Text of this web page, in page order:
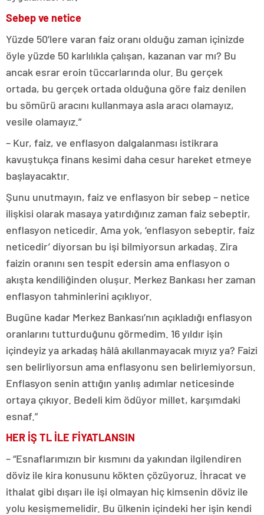
Sebep ve netice
Yüzde 50’lere varan faiz oranı olduğu zaman içinizde
öyle yüzde 50 karlılıkla çalışan, kazanan var mı? Bu
ancak esrar eroin tüccarlarında olur. Bu gerçek
ortada, bu gerçek ortada olduğuna göre faiz denilen
bu sömürü aracını kullanmaya asla aracı olamayız,
vesile olamayız.”
– Kur, faiz, ve enflasyon dalgalanması istikrara
kavuştukça finans kesimi daha cesur hareket etmeye
başlayacaktır.
Şunu unutmayın, faiz ve enflasyon bir sebep – netice
ilişkisi olarak masaya yatırdığınız zaman faiz sebeptir,
enflasyon neticedir. Ama yok, ‘enflasyon sebeptir, faiz
neticedir’ diyorsan bu işi bilmiyorsun arkadaş. Zira
faizin oranını sen tespit edersin ama enflasyon o
akışta kendiliğinden oluşur. Merkez Bankası her zaman
enflasyon tahminlerini açıklıyor.
Bugüne kadar Merkez Bankası’nın açıkladığı enflasyon
oranlarını tutturduğunu görmedim. 16 yıldır işin
içindeyiz ya arkadaş hâlâ akıllanmayacak mıyız ya? Faizi
sen belirliyorsun ama enflasyonu sen belirlemiyorsun.
Enflasyon senin attığın yanlış adımlar neticesinde
ortaya çıkıyor. Bedeli kim ödüyor millet, karşımdaki
esnaf.”
HER İŞ TL İLE FİYATLANSIN
– “Esnaflarımızın bir kısmını da yakından ilgilendiren
döviz ile kira konusunu kökten çözüyoruz. İhracat ve
ithalat gibi dışarı ile işi olmayan hiç kimsenin döviz ile
yolu kesişmemelidir. Bu ülkenin içindeki her işin kendi